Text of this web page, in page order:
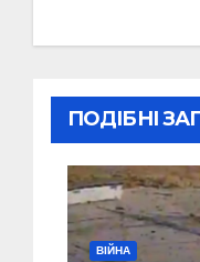
ПОДІБНІ
ВІЙНА